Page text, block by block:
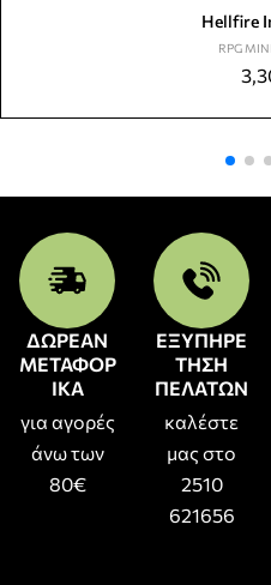
Hellfire
RPG
ΔΩΡΕΑΝ
ΜΕΤΑΦΟΡ
ΙΚΑ
για αγορές
άνω των
80€
ΕΞΥΠΗΡΕ
ΤΗΣΗ
ΠΕΛΑΤΩΝ
καλέστε
μας στο
2510
621656